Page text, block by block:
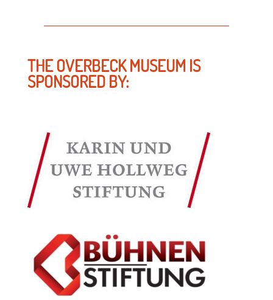
THE OVERBECK MUSEUM IS
SPONSORED BY: